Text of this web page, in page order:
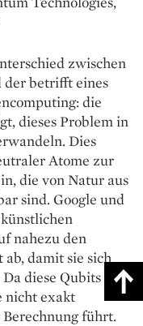
zwischen
der betrifft eines
die
dieses Problem in
Dies
Atome zur
die von Natur aus
sind. Google und
nahezu den
damit sie sich
diese Qubits
nicht exakt
führt.